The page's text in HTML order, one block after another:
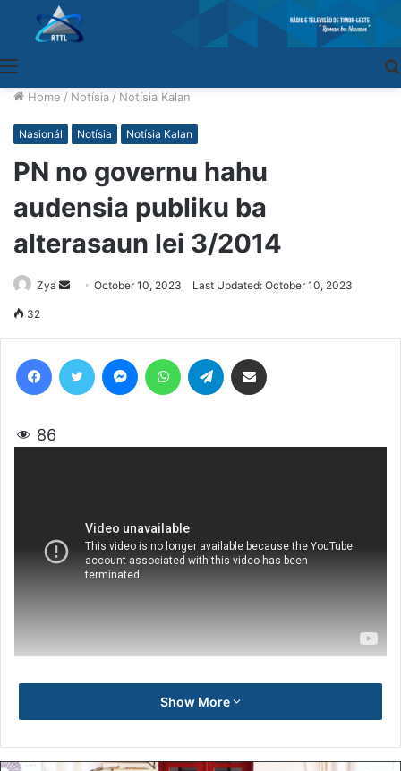
Home / Notísia / Notísia Kalan
Nasionál Notísia Notísia Kalan
PN no governu hahu
audensia publiku ba
alterasaun lei 3/2014
Zya
SendOctober 10, 2023 Last Updated: October 10, 2023
32
86
Show More